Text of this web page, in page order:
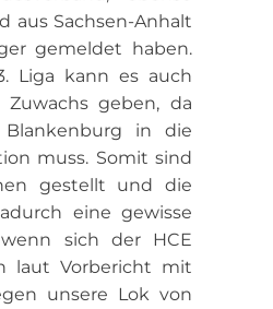
aus Sachsen-Anhalt
gemeldet haben.
Liga kann es auch
geben, da
in die
muss. Somit sind
gestellt und die
eine gewisse
sich der HCE
laut Vorbericht mit
unsere Lok von